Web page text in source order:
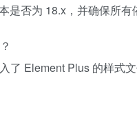
是否为 18.x，并确保所有
了 Element Plus 的样式文